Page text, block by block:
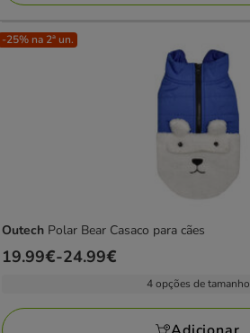
-25% na 2ª un.
Outech Polar Bear Casaco para cães
Preço
a
19.99€-24.99€
4 opções de tamanho